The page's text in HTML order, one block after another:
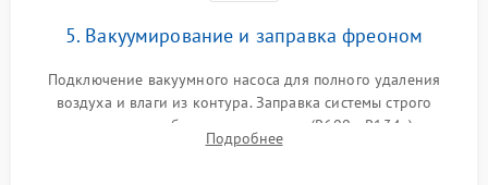
5. Вакуумирование и заправка фреоном
Подключение вакуумного насоса для полного удаления
воздуха и влаги из контура. Заправка системы строго
дозированным объемом хладагента (R600a, R134a) по
электронным весам. Контроль рабочего давления в системе.
Подробнее